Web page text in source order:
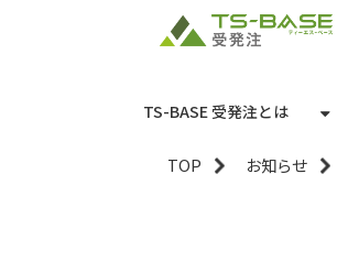
TS-BASE 受発注とは
TOP お知らせ